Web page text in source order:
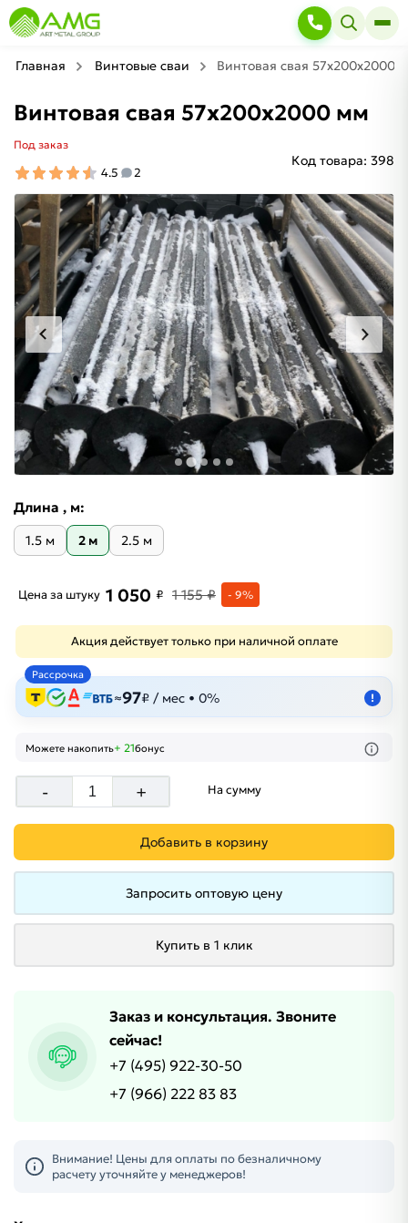
Главная Винтовые сваи Винтовая свая 57х200х2000
Винтовая свая 57х200х2000 мм
Под заказ
4.5 2
Код товара: 398
Длина , м:
1.5 м 2 м 2.5 м
Цена за штуку 1 050 ₽ 1 155 ₽ - 9%
Акция действует только при наличной оплате
Рассрочка
≈97₽ / мес • 0% !
Можете накопить+ 21бонус
- + На сумму
Добавить в корзину
Запросить оптовую цену
Купить в 1 клик
Заказ и консультация. Звоните
сейчас!
+7 (495) 922-30-50
+7 (966) 222 83 83
Внимание! Цены для оплаты по безналичному
расчету уточняйте у менеджеров!